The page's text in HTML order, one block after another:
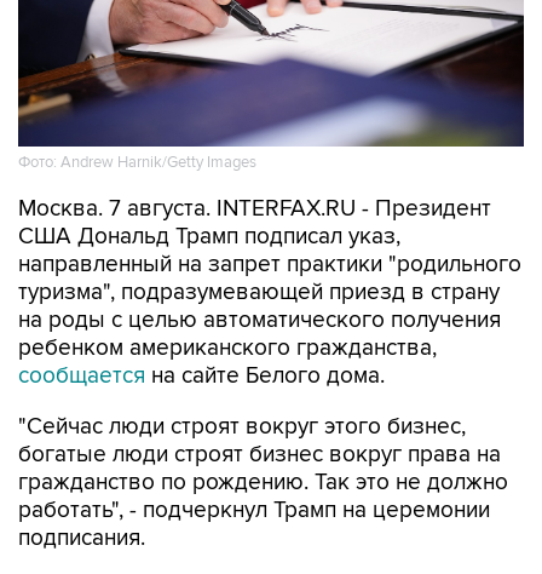
Фото: Andrew Harnik/Getty Images
Москва. 7 августа. INTERFAX.RU - Президент
США Дональд Трамп подписал указ,
направленный на запрет практики "родильного
туризма", подразумевающей приезд в страну
на роды с целью автоматического получения
ребенком американского гражданства,
сообщается на сайте Белого дома.
"Сейчас люди строят вокруг этого бизнес,
богатые люди строят бизнес вокруг права на
гражданство по рождению. Так это не должно
работать", - подчеркнул Трамп на церемонии
подписания.